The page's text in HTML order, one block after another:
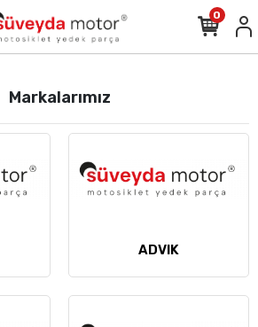
0
Markalarımız
ADVIK